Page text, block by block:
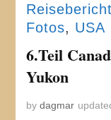
Fotos, USA
6.Teil
Yukon
bydagmar